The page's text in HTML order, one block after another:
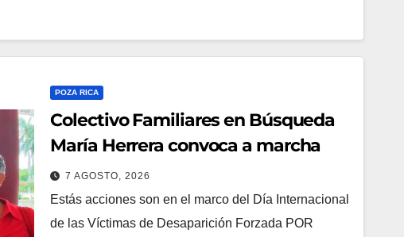
POZA RICA
Colectivo Familiares en Búsqueda
María Herrera convoca a marcha
7 AGOSTO, 2026
Estás acciones son en el marco del Día Internacional
de las Víctimas de Desaparición Forzada POR